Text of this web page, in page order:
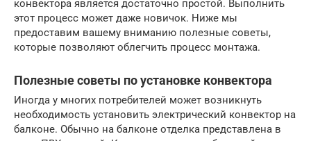
конвектора является достаточно простой. Выполнить
этот процесс может даже новичок. Ниже мы
предоставим вашему вниманию полезные советы,
которые позволяют облегчить процесс монтажа.
Полезные советы по установке конвектора
Иногда у многих потребителей может возникнуть
необходимость установить электрический конвектор на
балконе. Обычно на балконе отделка представлена в